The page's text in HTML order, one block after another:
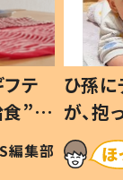
テ
”を
の親
編集部
ひ孫
が、
「涙が
い」